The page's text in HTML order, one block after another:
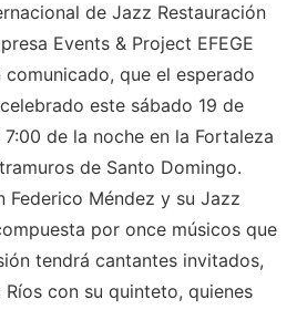
de Jazz Restauración
Events & Project EFEGE
que el esperado
este sábado 19 de
de la noche en la Fortaleza
de Santo Domingo.
Federico Méndez y su Jazz
por once músicos que
tendrá cantantes invitados,
con su quinteto, quienes